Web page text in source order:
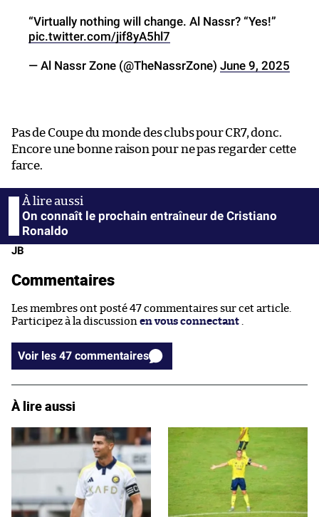
“Virtually nothing will change. Al Nassr? “Yes!”
pic.twitter.com/jif8yA5hl7
— Al Nassr Zone (@TheNassrZone) June 9, 2025
Pas de Coupe du monde des clubs pour CR7, donc.
Encore une bonne raison pour ne pas regarder cette
farce.
On connaît le prochain entraîneur de Cristiano
Ronaldo
JB
Commentaires
Les membres ont posté 47 commentaires sur cet article.
Participez à la discussion en vous connectant
Voir les 47 commentaires
À lire aussi